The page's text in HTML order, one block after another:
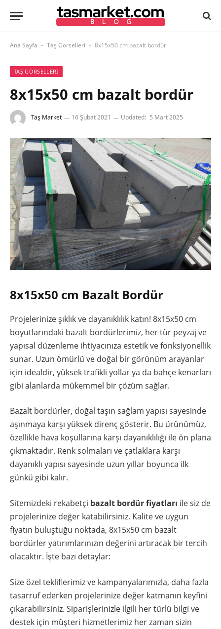
Ana Sayfa - Taş Görselleri - 8x15x50 cm bazalt bordür
TAŞ GÖRSELLERI
8x15x50 cm bazalt bordür
Taş Market 16 Şubat 2021 Updated: 5 Mart 2025
8x15x50 cm Bazalt Bordür
Projelerinize şıklık ve dayanıklılık katın! 8x15x50 cm
boyutlarındaki bazalt bordürlerimiz, her tür peyzaj ve
yapısal düzenleme ihtiyacınıza estetik ve fonksiyonellik
sunar. Uzun ömürlü ve doğal bir görünüm arayanlar
için idealdir, yüksek trafikli yollar ya da bahçe kenarları
gibi alanlarda mükemmel bir çözüm sağlar.
Bazalt bordürler, doğal taşın sağlam yapısı sayesinde
aşınmaya karşı yüksek direnç gösterir. Bu ürünümüz,
özellikle hava koşullarına karşı dayanıklılığı ile ön plana
çıkmaktadır. Renk solmaları ve çatlaklara karşı
dayanıklı yapısı sayesinde uzun yıllar boyunca ilk
günkü gibi kalır.
Sitemizdeki rekabetçi bazalt bordür fiyatları ile siz de
projelerinize değer katabilirsiniz. Kalite ve uygun
fiyatın buluştuğu noktada, 8x15x50 cm bazalt
bordürler yatırımlarınızın değerini artıracak bir tercih
olacaktır. İşte bazı detaylar:
Size özel tekliflerimiz ve kampanyalarımızla, daha fazla
tasarruf ederken projelerinize değer katmanın keyfini
çıkarabilirsiniz. Siparişlerinizle ilgili her türlü bilgi ve
destek için müşteri hizmetlerimiz her zaman sizin